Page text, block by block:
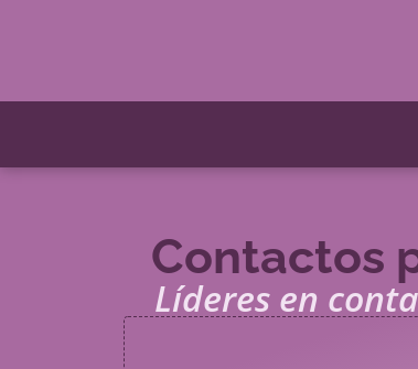
Contactos
Líderes en